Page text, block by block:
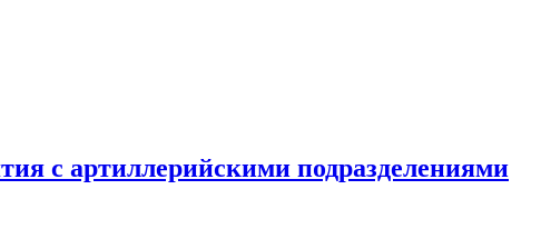
с артиллерийскими подразделениями